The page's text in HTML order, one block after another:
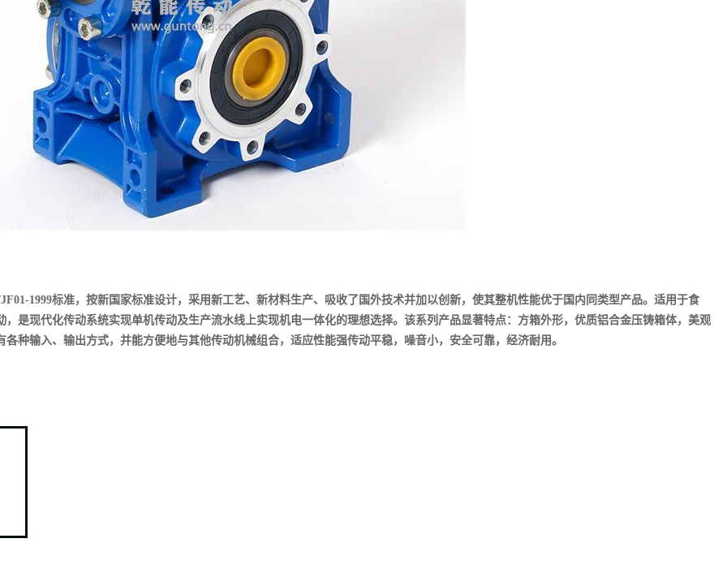
1999标准，按新国家标准设计，采用新工艺、新材料生产、吸收了国外技术并加以创新，使其整机性能优于国内同类型产品。适用于食
是现代化传动系统实现单机传动及生产流水线上实现机电一体化的理想选择。该系列产品显著特点：方箱外形，优质铝合金压铸箱体，美观
种输入、输出方式，并能方便地与其他传动机械组合，适应性能强传动平稳，噪音小，安全可靠，经济耐用。